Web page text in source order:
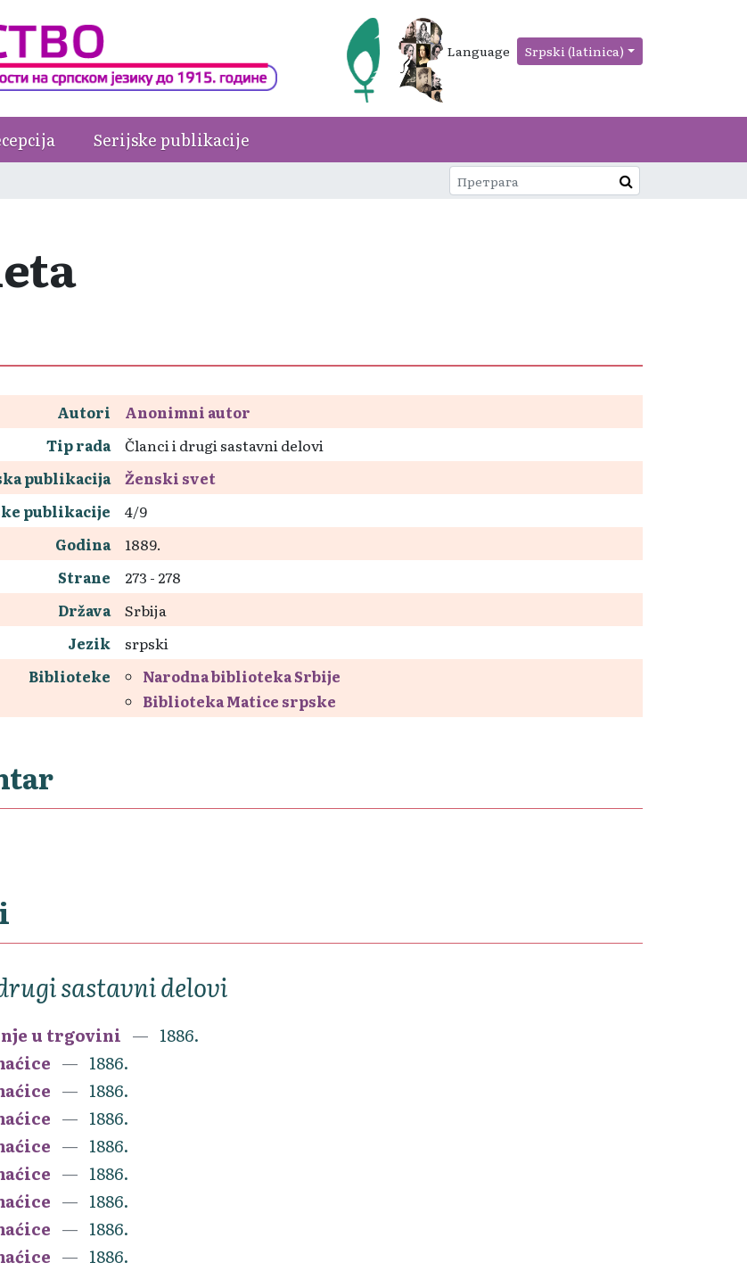
Language Srpski (latinica)
Serijske publikacije
Autori
Anonimni autor
Tip rada
Članci i drugi sastavni delovi
publikacija
Ženski svet
publikacije
4/9
Godina
1889.
Strane
273 - 278
Država
Srbija
Jezik
srpski
Biblioteke
Narodna biblioteka Srbije
Biblioteka Matice srpske
sastavni delovi
u trgovini
1886.
1886.
1886.
1886.
1886.
1886.
1886.
1886.
1886.